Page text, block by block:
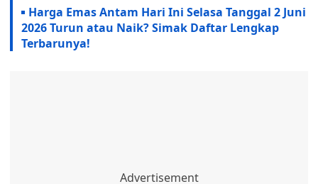
Harga Emas Antam Hari Ini Selasa Tanggal 2 Juni
2026 Turun atau Naik? Simak Daftar Lengkap
Terbarunya!